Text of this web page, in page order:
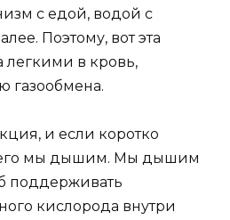
с едой, водой с
Поэтому, вот эта
легкими в кровь,
газообмена.
и если коротко
мы дышим. Мы дышим
поддерживать
кислорода внутри